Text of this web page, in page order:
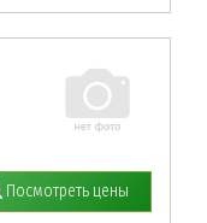
Посмотреть цены